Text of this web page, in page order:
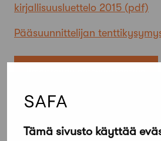
Tämä sivusto käyttää
kirjallisuusluettelo 2015
Pääsuunnittelijan